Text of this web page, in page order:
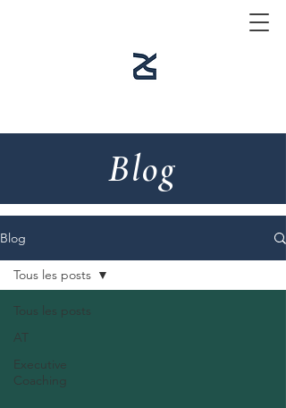
Blog
Blog
Tous les posts
AT
Executive
Coaching
Tous les posts